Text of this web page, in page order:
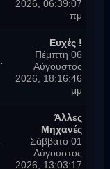
2026, 06:39:07
πμ
Ευχές !
Πέμπτη 06
Αύγουστος
2026, 18:16:46
μμ
Άλλες
Μηχανές
Σάββατο 01
Αύγουστος
2026, 13:03:17